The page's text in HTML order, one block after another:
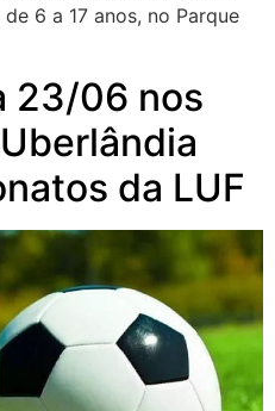
6 a 17 anos, no Parque
23/06 nos
da LUF